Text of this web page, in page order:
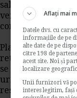
salariu de baza
venit este
contributia.
Platitorii de
retinerii si virarii
se vireaza pana
urmatoare celei
respectiv a lunii
Aflați mai
Datele dvs. cu
informațiile de pe
alte date de pe
către 198 de
acest site. Noi și
localizare
Unii furnizori vă
interes legitim, față